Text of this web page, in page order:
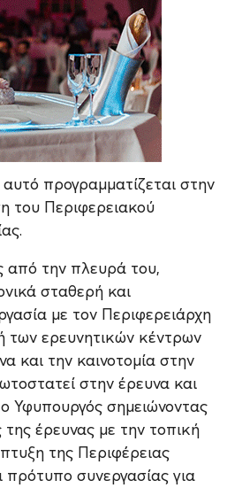
προγραμματίζεται στην
του Περιφερειακού
από την πλευρά του,
σταθερή και
με τον Περιφερειάρχη
των ερευνητικών κέντρων
και την καινοτομία στην
στην έρευνα και
ο Υφυπουργός σημειώνοντας
της έρευνας με την τοπική
της Περιφέρειας
πρότυπο συνεργασίας για